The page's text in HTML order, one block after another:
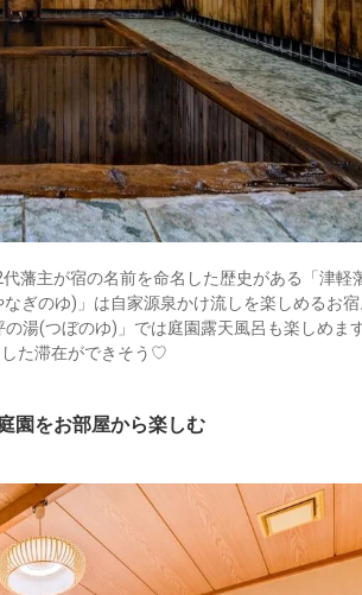
藩主が宿の名前を命名した歴史がある「津軽
ぎのゆ)」は自家源泉かけ流しを楽しめるお
湯(つぼのゆ)」では庭園露天風呂も楽しめま
した滞在ができそう♡
園をお部屋から楽しむ